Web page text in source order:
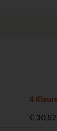
4
€ 30,52